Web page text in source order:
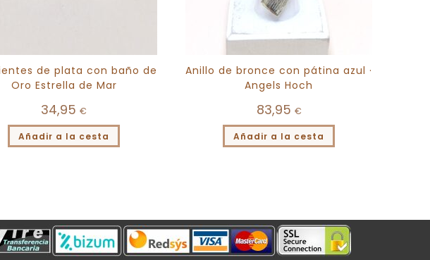
de plata con baño de
Oro Estrella de Mar
34,95 €
Añadir a la cesta
Anillo de bronce con pátina azul ·
Angels Hoch
83,95 €
Añadir a la cesta